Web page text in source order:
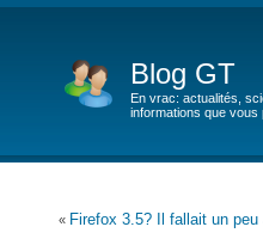
Blog GT
En vrac: actualités,
informations que
« Firefox 3.5? Il fallait un